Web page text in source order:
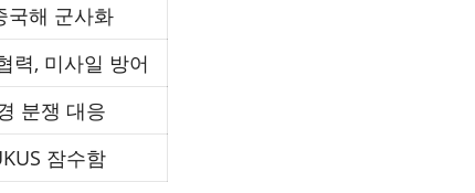
국해 군사화
력, 미사일 방어
분쟁 대응
잠수함